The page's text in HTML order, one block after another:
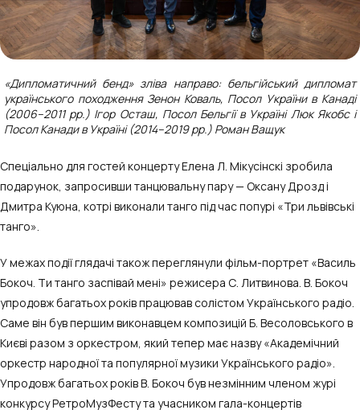
«Дипломатичний бенд» зліва направо: бельгійський дипломат
українського походження Зенон Коваль, Посол України в Канаді
(2006–2011 рр.) Ігор Осташ, Посол Бельгії в Україні Люк Якобс і
Посол Канади в Україні (2014–2019 рр.) Роман Ващук
Спеціально для гостей концерту Елена Л. Мікусінскі зробила
подарунок, запросивши танцювальну пару — Оксану Дрозд і
Дмитра Куюна, котрі виконали танго під час попурі «Три львівські
танго».
У межах події глядачі також переглянули фільм-портрет «Василь
Бокоч. Ти танго заспівай мені» режисера С. Литвинова. В. Бокоч
упродовж багатьох років працював солістом Українського радіо.
Саме він був першим виконавцем композицій Б. Весоловського в
Києві разом з оркестром, який тепер має назву «Академічний
оркестр народної та популярної музики Українського радіо».
Упродовж багатьох років В. Бокоч був незмінним членом журі
конкурсу РетроМузФесту та учасником гала-концертів